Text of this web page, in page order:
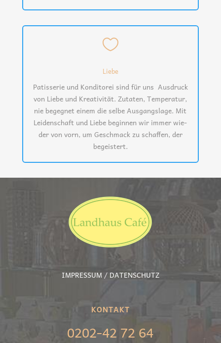

Liebe
Patis­se­rie und Kon­di­to­rei sind für uns Aus­druck
von Lie­be und Krea­ti­vi­tät. Zuta­ten, Tem­pe­ra­tur,
nie begeg­net einem die sel­be Aus­gangs­la­ge. Mit
Lei­den­schaft und Lie­be begin­nen wir immer wie­
der von vorn, um Geschmack zu schaf­fen, der
begeistert.
IMPRESSUM / DATENSCHUTZ
KONTAKT
0202-42 72 64